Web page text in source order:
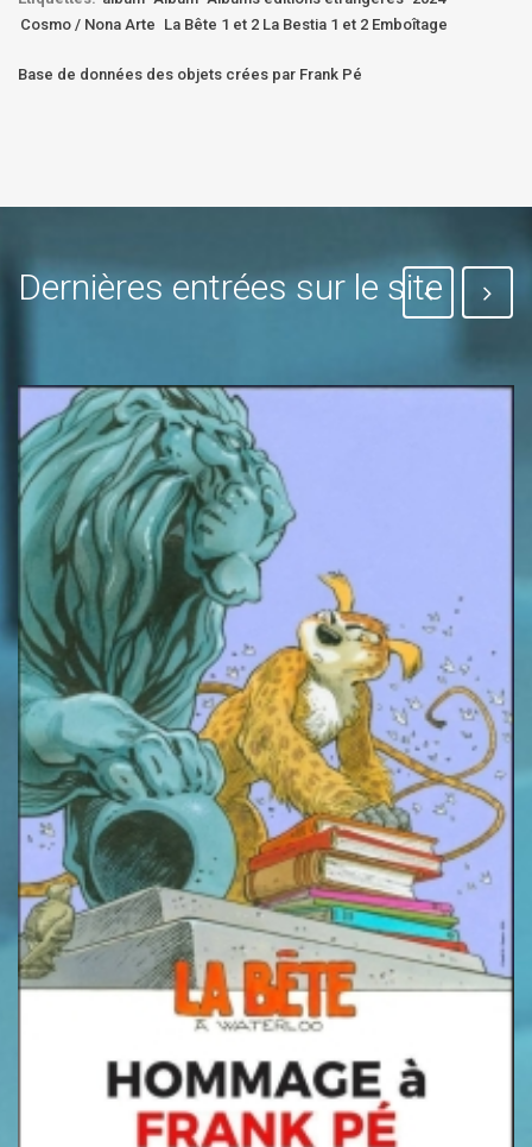
Cosmo / Nona Arte La Bête 1 et 2 La Bestia 1 et 2 Emboîtage
Base de données des objets crées par Frank Pé
Dernières entrées sur le site